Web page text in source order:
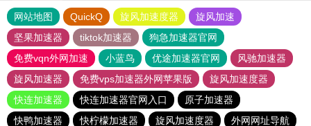
网站地图 QuickQ 旋风加速度器
旋风加速
坚果加速器
tiktok加速器
狗急加速器官网
免费vqn外网加速
小蓝鸟 优途加速器官网
风驰加速器
旋风加速器
免费vps加速器外网苹果版
旋风加速度器
快连加速器
快连加速器官网入口
原子加速器
快鸭加速器
快柠檬加速器 旋风加速度器
外网网址导航